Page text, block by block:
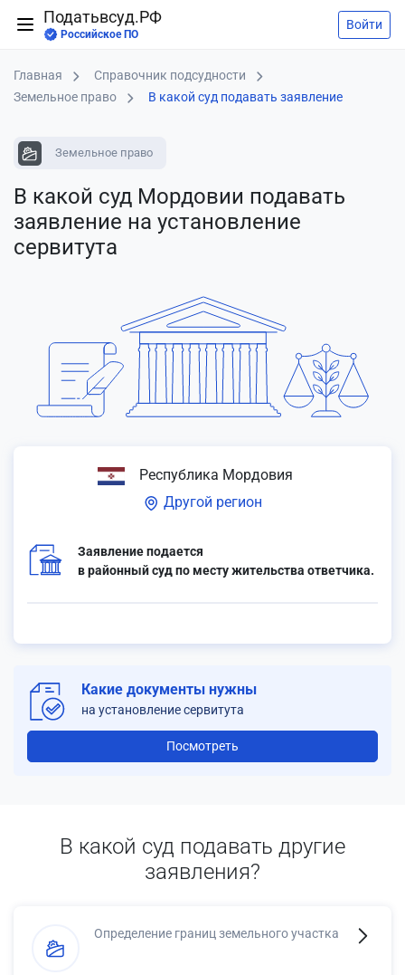
Податьвсуд.РФ
Российское ПО
Войти
Главная
Справочник подсудности
Земельное право
В какой суд подавать заявление
Земельное право
В какой суд Мордовии подавать
заявление на установление
сервитута
Республика Мордовия
Другой регион
Заявление подается
в районный суд по месту жительства ответчика.
Какие документы нужны
на установление сервитута
Посмотреть
В какой суд подавать другие
заявления?
Определение границ земельного участка